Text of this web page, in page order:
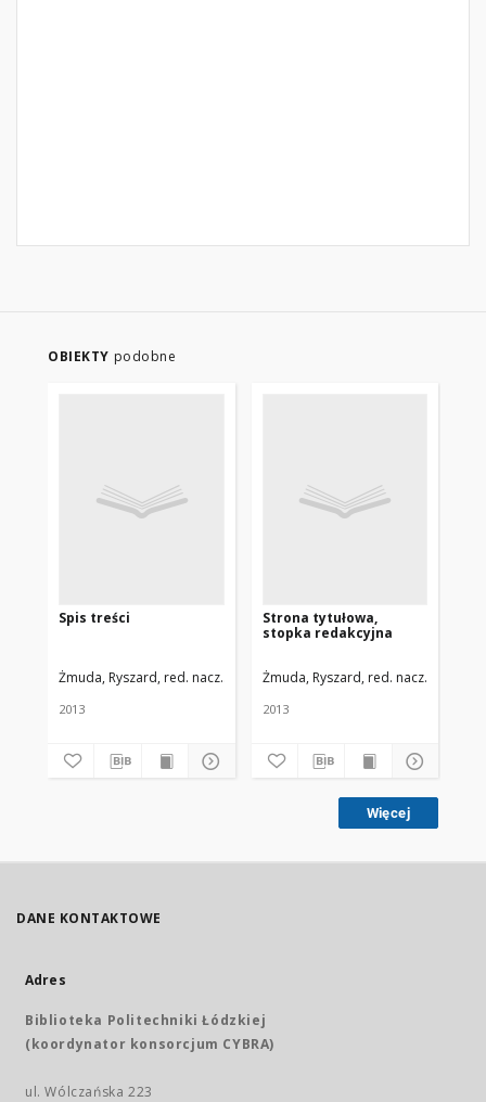
OBIEKTY podobne
Spis treści
Żmuda, Ryszard, red. nacz. Uniwersytet Medyczny w Łodzi
2013
Strona tytułowa,
stopka redakcyjna
Żmuda, Ryszard, red. nacz.
2013
Więcej
DANE KONTAKTOWE
Adres
Biblioteka Politechniki Łódzkiej
(koordynator konsorcjum CYBRA)
ul. Wólczańska 223